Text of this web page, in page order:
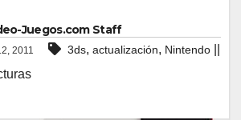
Juegos.com Staff
2011 3ds, actualización, Nintendo